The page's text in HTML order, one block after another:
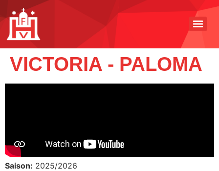
VICTORIA - PALOMA
Saison: 2025/2026